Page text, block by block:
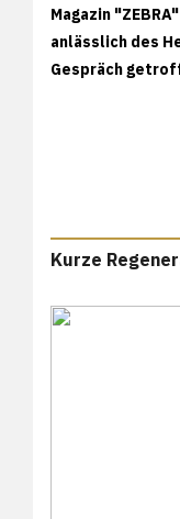
Magazin
anlässlich des
Gespräch
Kurze